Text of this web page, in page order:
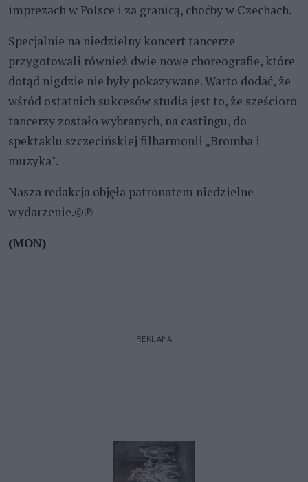
imprezach w Polsce i za granicą, choćby w Czechach.
Specjalnie na niedzielny koncert tancerze
przygotowali również dwie nowe choreografie, które
dotąd nigdzie nie były pokazywane. Warto dodać, że
wśród ostatnich sukcesów studia jest to, że sześcioro
tancerzy zostało wybranych, na castingu, do
spektaklu szczecińskiej filharmonii „Bromba i
muzyka".
Nasza redakcja objęła patronatem niedzielne
wydarzenie.©℗
(MON)
REKLAMA